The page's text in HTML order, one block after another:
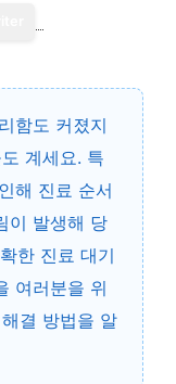
함도 커졌지
계세요. 특
해 진료 순서
이 발생해 당
한 진료 대기
여러분을 위
결 방법을 알